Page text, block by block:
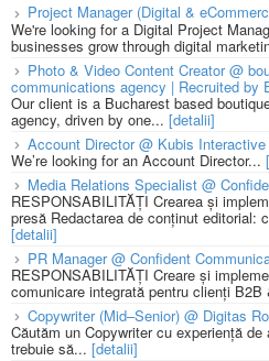
Project Manager (Digital &
We're looking for a Digital Project
businesses grow through digital
Photo & Video Content Creator @
communications agency | Recruited by
Our client is a Bucharest based
agency, driven by one... [detalii]
Account Director @ Kubis Interactive
We’re looking for an Account Director...
Media Relations Specialist @
RESPONSABILITĂȚI Crearea și
presă Redactarea de conținut editorial:
[detalii]
PR Manager @ Confident
RESPONSABILITĂȚI Creare și
comunicare integrată pentru clienți
Copywriter (Mid–Senior) @ Digitas
Căutăm un Copywriter cu experiență
trebuie să... [detalii]